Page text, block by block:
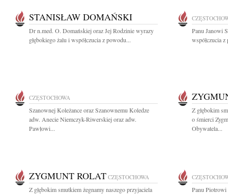
STANISŁAW DOMAŃSKI
Dr n.med. O. Domańskiej oraz Jej Rodzinie wyrazy
głębokiego żalu i współczucia z powodu...
Panu Janowi
współczucia
CZĘSTOCHOWA
Szanownej Koleżance oraz Szanownemu Koledze
adw. Anecie Niemczyk-Riwerskiej oraz adw.
Pawłowi...
Z głębokim
o śmierci
Obywatela...
ZYGMUNT ROLAT CZĘSTOCHOWA
Z głębokim smutkiem żegnamy naszego przyjaciela
Panu Piotrowi